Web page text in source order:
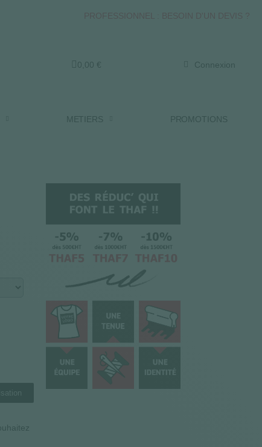
PROFESSIONNEL : BESOIN D'UN DEVIS ?
0,00 € Connexion
METIERS PROMOTIONS